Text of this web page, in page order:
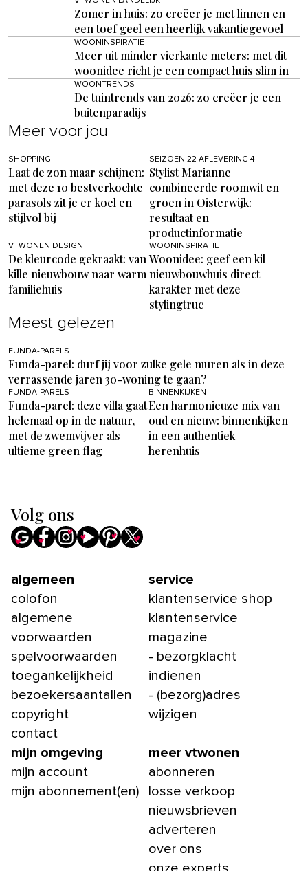
Zomer in huis: zo creëer je met linnen en
een toef geel een heerlijk vakantiegevoel
WOONINSPIRATIE
Meer uit minder vierkante meters: met dit
woonidee richt je een compact huis slim in
WOONTRENDS
De tuintrends van 2026: zo creëer je een
buitenparadijs
Meer voor jou
SHOPPING
Laat de zon maar schijnen:
met deze 10 bestverkochte
parasols zit je er koel en
stijlvol bij
SEIZOEN 22 AFLEVERING 4
Stylist Marianne
combineerde roomwit en
groen in Oisterwijk:
resultaat en
productinformatie
VTWONEN DESIGN
De kleurcode gekraakt: van
kille nieuwbouw naar warm
familiehuis
WOONINSPIRATIE
Woonidee: geef een kil
nieuwbouwhuis direct
karakter met deze
stylingtruc
Meest gelezen
FUNDA-PARELS
Funda-parel: durf jij voor zulke gele muren als in deze
verrassende jaren 30-woning te gaan?
FUNDA-PARELS
Funda-parel: deze villa gaat
helemaal op in de natuur,
met de zwemvijver als
ultieme green flag
BINNENKIJKEN
Een harmonieuze mix van
oud en nieuw: binnenkijken
in een authentiek
herenhuis
Volg ons
algemeen
colofon
algemene
voorwaarden
spelvoorwaarden
toegankelijkheid
bezoekersaantallen
copyright
contact
service
klantenservice shop
klantenservice
magazine
- bezorgklacht
indienen
- (bezorg)adres
wijzigen
mijn omgeving
mijn account
mijn abonnement(en)
meer vtwonen
abonneren
losse verkoop
nieuwsbrieven
adverteren
over ons
onze experts